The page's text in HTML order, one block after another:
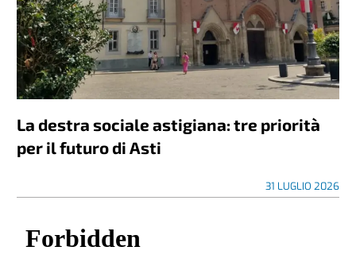
La destra sociale astigiana: tre priorità
per il futuro di Asti
31 LUGLIO 2026